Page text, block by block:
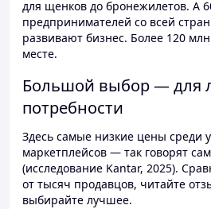
для щенков до бронежилетов. А
предпринимателей со всей
развивают бизнес. Более 120
месте.
Большой выбор — для
потребности
Здесь самые низкие цены среди
маркетплейсов — так говорят
(исследование Kantar, 2025).
от тысяч продавцов, читайте
выбирайте лучшее.